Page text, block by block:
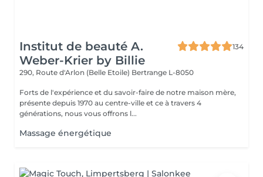
Institut de beauté A.
Weber-Krier by Billie
134
290, Route d'Arlon (Belle Etoile) Bertrange L-8050
Forts de l'expérience et du savoir-faire de notre maison mère,
présente depuis 1970 au centre-ville et ce à travers 4
générations, nous vous offrons l...
Massage énergétique